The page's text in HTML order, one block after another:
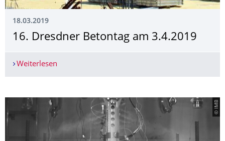
18.03.2019
16. Dresdner Betontag am 3.4.2019
Weiterlesen
© IMB